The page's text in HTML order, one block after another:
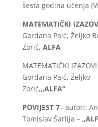
šesta godina učenja
MATEMATIČKI
Gordana Paić, Željko
Zorić, ALFA
MATEMATIČKI
Gordana Paić, Željko
Zorić,„ALFA“
POVIJEST 7– autori:
Tomislav Šarlija –